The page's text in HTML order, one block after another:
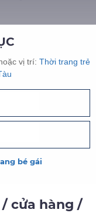
vị trí: Thời trang trẻ
bé gái
cửa hàng /